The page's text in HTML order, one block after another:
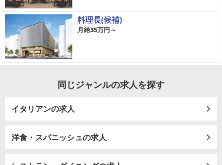
料理長(候補)
月給35万円～
同じジャンルの求人を探す
イタリアンの求人
洋食・スパニッシュの求人